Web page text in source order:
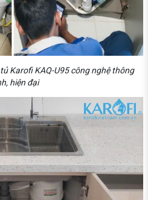
Karofi KAQ-U95 công nghệ thông
hiện đại